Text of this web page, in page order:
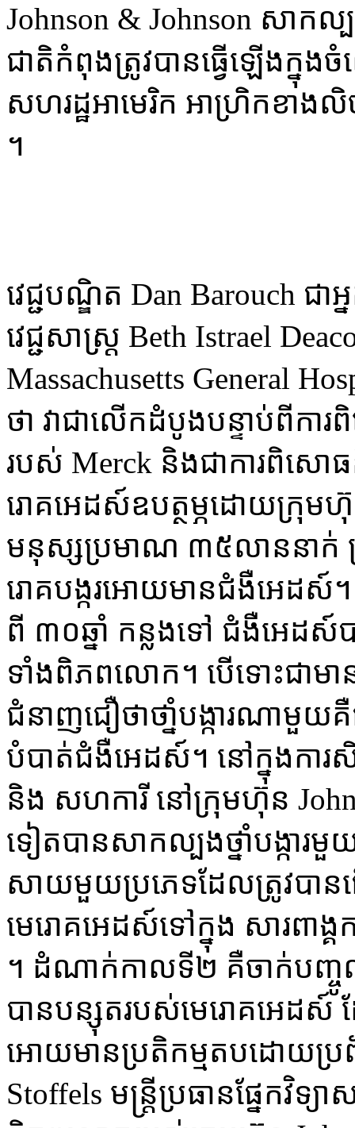
Johnson & Johnson​ សាក​
ជាតិ​កំពុង​ត្រូវ​បាន​ធ្វើ​ឡើង​ក្នុ
សហ​រដ្ឋ​អា​មេ​រិក ​អាហ្រិក​ខា
។
វេជ្ជ​បណ្ឌិត​ Dan ​Barouch ជា​អ្
វេជ្ជ​សាស្រ្ត ​Beth​ Istrael​
Massachusetts General
ថា​ វា​ជា​លើក​ដំបូង​បន្ទាប់​ពី​ក
របស់​ Merck និង​ជា​ការ​ពិសោ​ធន៍​
រោគ​អេដស៍​ឧប​ត្ថម្ភ​ដោយ​ក្រុ
មនុស្ស​ប្រមាណ ​៣៥លា​ន​នាក់ ​ត្
រោគ​បង្ករ​អោយ​មាន​ជំងឺ​អេដស៍​។
ពី​ ៣០​ឆ្នាំ ​កន្លង​ទៅ ​ជំងឺ​អេដ
ទាំង​ពិភព​លោក​។ បើ​ទោះ​ជា​មាន​ក
ជំនាញ​ជឿ​ថា​ថាំ្ន​បង្ការ​ណា​មួយ​
បំបាត់​ជំងឺ​អេដស៍​។ នៅ​ក្នុង​ការ​សិ
និង​ សហ​ការី ​នៅ​ក្រុម​ហ៊ុន
ទៀត​បាន​សាក​ល្បង​ថ្នាំ​បង្ការ​
សាយ​មួយ​ប្រភេទ​ដែល​ត្រូវ​បាន​
មេ​រោគ​អេដស៍​ទៅ​ក្នុង​ សារ​ពាង្គ​
។ ដំណាក់​កាល​ទី​២ ​គឺ​ចាក់​បញ្ចូល​
បាន​បន្សុត​របស់​មេ​រោគ​អេដស៍​​
អោយ​មាន​ប្រតិ​កម្ម​តប​ដោយ​ប្រព័ន្
Stoffels ​មន្រ្តី​ប្រធាន​ផ្នែក​វិទ្